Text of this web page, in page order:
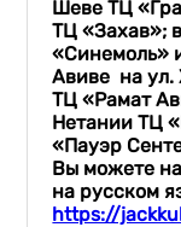
Шеве ТЦ
ТЦ «Захав»;
«Синемоль»
Авиве на
ТЦ «Рамат
Нетании ТЦ
«Пауэр
Вы можете
на русском
https://